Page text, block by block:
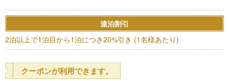
連泊割引
2泊以上で1泊目から1泊につき20%引き (1名様あたり)
クーポンが利用できます。